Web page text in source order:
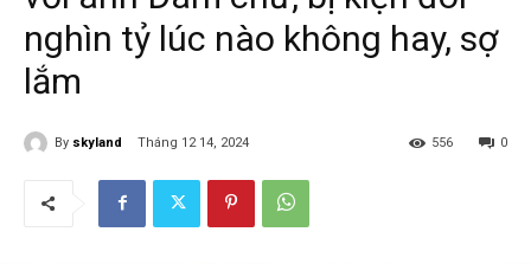
nghìn tỷ lúc nào không hay, sợ
lắm
By skyland Tháng 12 14, 2024 0
556